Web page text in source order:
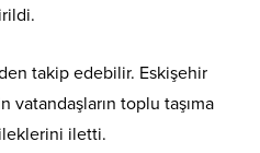
takip edebilir. Eskişehir
toplu taşıma
iletti.